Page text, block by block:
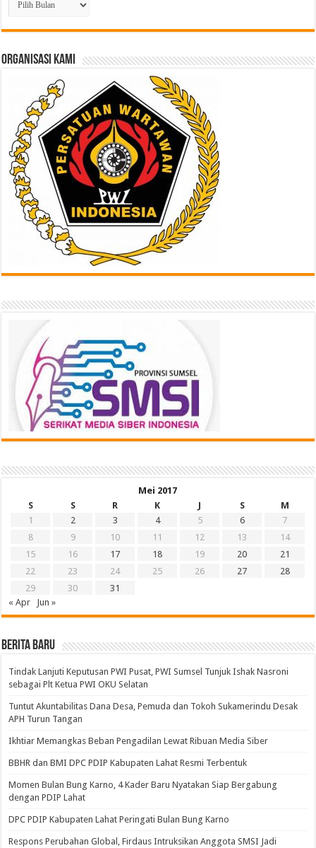
Berita
Lampau
di
ORGANISASI KAMI
Mei 2017
S
S R K J S
M
1
2 3 4 5 6
7
8
9 10 11 12 13
14
15
16 17 18 19 20
21
22
23 24 25 26 27
28
29
30
31
« Apr
Jun »
BERITA BARU
Tindak Lanjuti Keputusan PWI Pusat, PWI Sumsel Tunjuk Ishak Nasroni
sebagai Plt Ketua PWI OKU Selatan
Tuntut Akuntabilitas Dana Desa, Pemuda dan Tokoh Sukamerindu Desak
APH Turun Tangan
Ikhtiar Memangkas Beban Pengadilan Lewat Ribuan Media Siber
BBHR dan BMI DPC PDIP Kabupaten Lahat Resmi Terbentuk
Momen Bulan Bung Karno, 4 Kader Baru Nyatakan Siap Bergabung
dengan PDIP Lahat
DPC PDIP Kabupaten Lahat Peringati Bulan Bung Karno
Respons Perubahan Global, Firdaus Intruksikan Anggota SMSI Jadi